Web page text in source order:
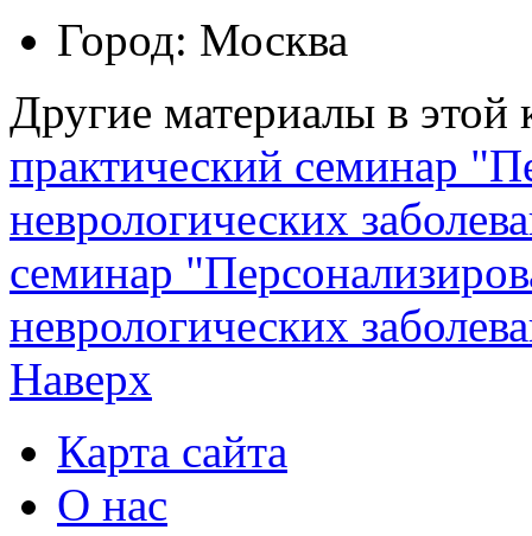
Город: Москва
Другие материалы в этой
практический семинар
неврологических
семинар
неврологических
Наверх
Карта сайта
О нас